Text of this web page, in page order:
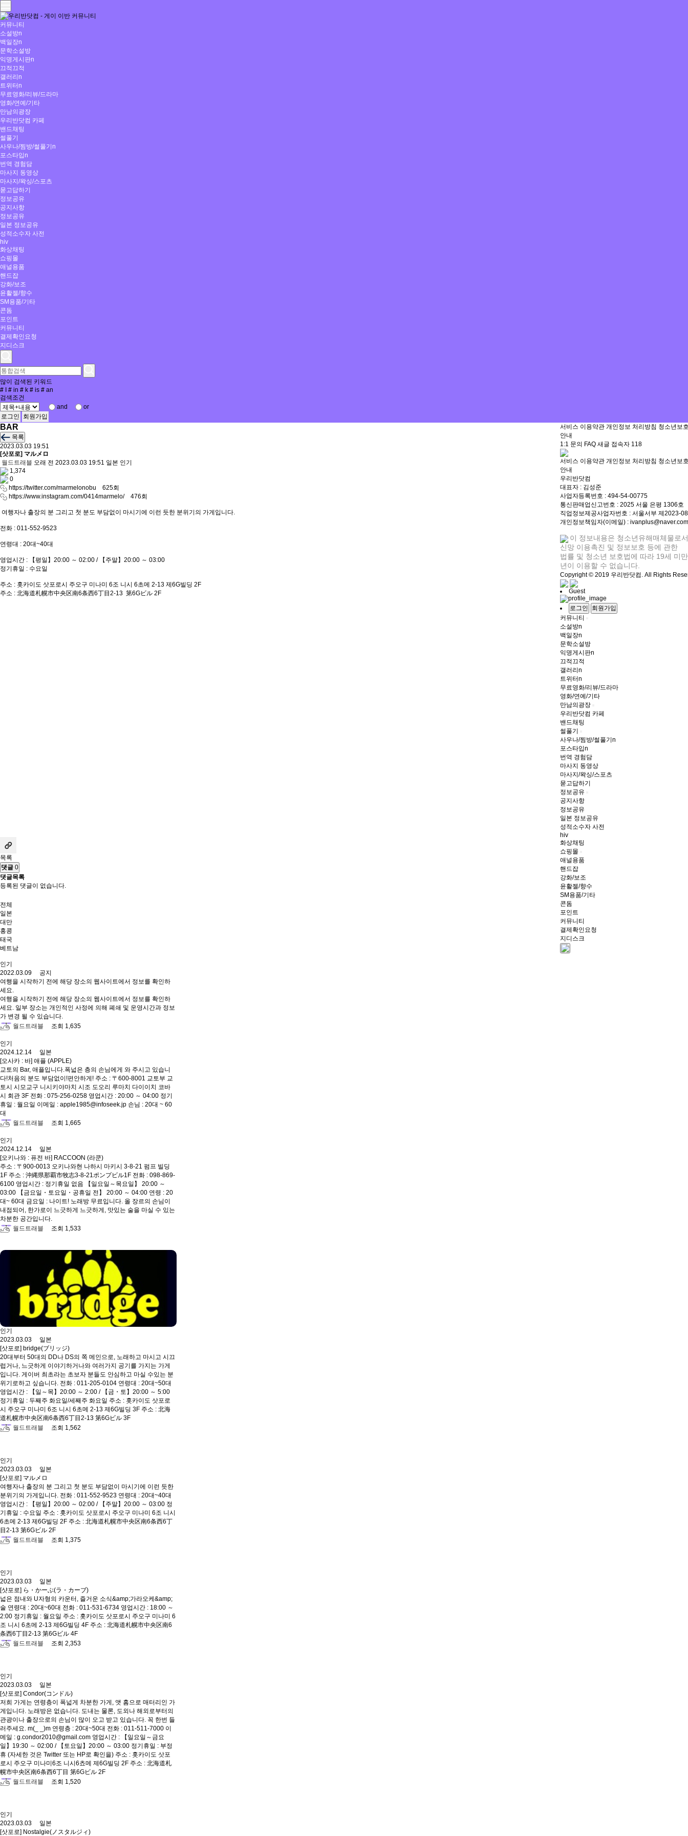
커뮤니티
소설방n
백일장n
문학소설방
익명게시판n
끄적끄적
갤러리 n
트위터n
무료영화/리뷰/드라마
영화/연예/기타
만남의광장
우리반닷컴 카페
밴드채팅
썰풀기
사우나/찜방/썰풀기 n
포스타입n
번역 경험담
마사지 동영상
마사지/왁싱/스포츠
묻고답하기
정보공유
공지사항
정보공유
일본 정보공유
성적소수자 사전
hiv
화상채팅
쇼핑몰
애널용품
핸드잡
강화/보조
윤활젤/향수
SM용품/기타
콘돔
포인트
커뮤니티
결제확인요청
지디스크
많이 검색된 키워드
#
# in # k # is # an
검색조건
and
or
로그인
회원가입
BAR
목록
2023.03.03 19:51
[삿포로] マルメロ
월드트래블 오래 전 2023.03.03 19:51 일본 인기
1,374
0
https://twitter.com/marmelonobu 625회
https://www.instagram.com/0414marmelo/476회
여행자나 출장의 분 그리고 첫 분도 부담없이 마시기에 이런 듯한 분위기의 가게입니다.
전화 : 011-552-9523
연령대 : 20대~40대
영업시간 : 【평일】20:00 ～ 02:00 / 【주말】20:00 ～ 03:00
정기휴일 : 수요일
주소 : 홋카이도 삿포로시 주오구 미나미 6조 니시 6초메 2-13 제6G빌딩 2F
주소 : 北海道札幌市中央区南6条西6丁目2-13 第6Gビル 2F
목록
댓글 0
댓글목록
등록된 댓글이 없습니다.
전체
일본
대만
홍콩
태국
베트남
인기
2022.03.09 공지
여행을 시작하기 전에 해당 장소의 웹사이트에서 정보를 확인하
세요.
여행을 시작하기 전에 해당 장소의 웹사이트에서 정보를 확인하
세요. 일부 장소는 개인적인 사정에 의해 폐쇄 및 운영시간과 정보
가 변경 될 수 있습니다.
월드트래블
조회 1,635
인기
2024.12.14 일본
[오사카 : 바] 애플 (APPLE)
교토의 Bar, 애플입니다.폭넓은 층의 손님에게 와 주시고 있습니
다!처음의 분도 부담없이!편안하게! 주소 : 〒600-8001 교토부 교
토시 시모교구 니시키야마치 시조 도오리 루마치 다이이치 코바
시 회관 3F 전화 : 075-256-0258 영업시간 : 20:00 ～ 04:00 정기
휴일 : 월요일 이메일 : apple1985@infoseek.jp 손님 : 20대 ~ 60
대
월드트래블
조회 1,665
인기
2024.12.14 일본
[오키나와 : 퓨전 바] RACCOON (라쿤)
주소 : 〒900-0013 오키나와현 나하시 마키시 3-8-21 펌프 빌딩
1F 주소 : 沖縄県那覇市牧志3‐8‐21ポンプビル1F 전화 : 098-869-
6100 영업시간 : 정기휴일 없음 【일요일～목요일】 20:00 ～
03:00 【금요일・토요일・공휴일 전】 20:00 ～ 04:00 연령 : 20
대~ 60대 금요일 : 나이트! 노래방 무료입니다. 올 장르의 손님이
내점되어, 한가로이 느긋하게 느긋하게, 맛있는 술을 마실 수 있는
차분한 공간입니다.
월드트래블
조회 1,533
인기
2023.03.03 일본
[삿포로] bridge(ブリッジ)
20대부터 50대의 DD나 DS의 쪽 메인으로, 노래하고 마시고 시끄
럽거나, 느긋하게 이야기하거나와 여러가지 공기를 가지는 가게
입니다. 게이버 최초라는 초보자 분들도 안심하고 마실 수있는 분
위기로하고 싶습니다. 전화 : 011-205-0104 연령대 : 20대~50대
영업시간 : 【일～목】20:00 ～ 2:00 / 【금・토】20:00 ～ 5:00
정기휴일 : 두째주 화요일/세째주 화요일 주소 : 홋카이도 삿포로
시 주오구 미나미 6조 니시 6초메 2-13 제6G빌딩 3F 주소 : 北海
道札幌市中央区南6条西6丁目2-13 第6Gビル 3F
월드트래블
조회 1,562
인기
2023.03.03 일본
[삿포로] マルメロ
여행자나 출장의 분 그리고 첫 분도 부담없이 마시기에 이런 듯한
분위기의 가게입니다. 전화 : 011-552-9523 연령대 : 20대~40대
영업시간 : 【평일】20:00 ～ 02:00 / 【주말】20:00 ～ 03:00 정
기휴일 : 수요일 주소 : 홋카이도 삿포로시 주오구 미나미 6조 니시
6초메 2-13 제6G빌딩 2F 주소 : 北海道札幌市中央区南6条西6丁
目2-13 第6Gビル 2F
월드트래블
조회 1,375
인기
2023.03.03 일본
[샷포로] ら・かーぶ(ラ・カーブ)
넓은 점내와 U자형의 카운터, 즐거운 소식&amp;가라오케&amp;
술 연령대 : 20대~60대 전화 : 011-531-6734 영업시간 : 18:00 ～
2:00 정기휴일 : 월요일 주소 : 홋카이도 삿포로시 주오구 미나미 6
조 니시 6초메 2-13 제6G빌딩 4F 주소 : 北海道札幌市中央区南6
条西6丁目2-13 第6Gビル 4F
월드트래블
조회 2,353
인기
2023.03.03 일본
[삿포로] Condor(コンドル)
저희 가게는 연령층이 폭넓게 차분한 가게, 앳 홈으로 매터리인 가
게입니다. 노래방은 없습니다. 도내는 물론, 도외나 해외로부터의
관광이나 출장으로의 손님이 많이 오고 받고 있습니다. 꼭 한번 들
러주세요. m(_ _)m 연령층 : 20대~50대 전화 : 011-511-7000 이
메일 : g.condor2010@gmail.com 영업시간 : 【일요일～금요
일】19:30 ～ 02:00 / 【토요일】20:00 ～ 03:00 정기휴일 : 부정
휴 (자세한 것은 Twitter 또는 HP로 확인을) 주소 : 홋카이도 삿포
로시 주오구 미나미6조 니시6쵸메 제6G빌딩 2F 주소 : 北海道札
幌市中央区南6条西6丁目 第6Gビル 2F
월드트래블
조회 1,520
인기
2023.03.03 일본
[삿포로] Nostalgie(ノスタルジィ)
서비스 이용약관 개인정보 처리방침 청소년보
안내
1:1 문의 FAQ 새글 접속자 118
서비스 이용약관 개인정보 처리방침 청소년보
안내
우리반닷컴
대표자 : 김성준
사업자등록번호 : 494-54-00775
통신판매업신고번호 : 2025 서울 은평 1306호
직업정보제공사업자번호 : 서울서부 제2023-
개인정보책임자(이메일) : ivanplus@naver.com
이 정보내용은 청소년유해매체물로
신망 이용촉진 및 정보보호 등에 관한
법률 및 청소년 보호법에 따라 19세 미
년이 이용할 수 없습니다.
Copyright © 2019 우리반닷컴. All Rights
Guest
로그인
회원가입
커뮤니티
소설방n
백일장n
문학소설방
익명게시판n
끄적끄적
갤러리 n
트위터n
무료영화/리뷰/드라마
영화/연예/기타
만남의광장
우리반닷컴 카페
밴드채팅
썰풀기
사우나/찜방/썰풀기 n
포스타입n
번역 경험담
마사지 동영상
마사지/왁싱/스포츠
묻고답하기
정보공유
공지사항
정보공유
일본 정보공유
성적소수자 사전
hiv
화상채팅
쇼핑몰
애널용품
핸드잡
강화/보조
윤활젤/향수
SM용품/기타
콘돔
포인트
커뮤니티
결제확인요청
지디스크